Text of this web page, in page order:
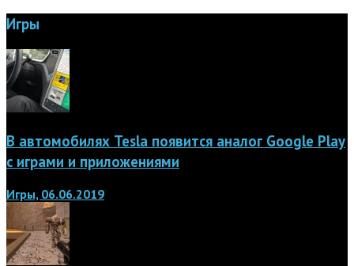
Игры
В автомобилях Tesla появится аналог Google Play
с играми и приложениями
Игры, 06.06.2019